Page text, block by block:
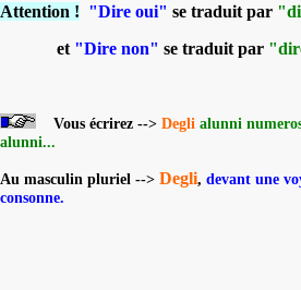
Attention ! "Dire oui" se traduit par
et "Dire non" se traduit par
Vous écrirez --> Degli alunni
alunni...
Au masculin pluriel --> Degli, devant une
consonne.